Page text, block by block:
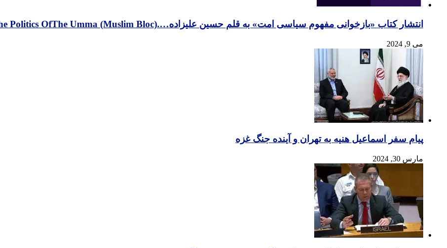
انتشار کتاب «بازخوانی مفهوم سیاسی امت» به قلم حسین علیزاده….Re-Thinking The Politics OfThe Umma (Muslim Bloc)
می 9, 2024
پیام سفر اسماعیل هنیه به تهران و آینده جنگ غزه
مارس 30, 2024